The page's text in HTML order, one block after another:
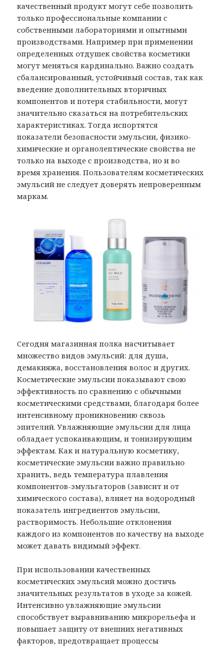
качественный продукт могут себе позволить
только профессиональные компании с
собственными лабораториями и опытными
производствами. Например при применении
определенных отдушек свойства косметики
могут меняться кардинально. Важно создать
сбалансированный, устойчивый состав, так как
введение дополнительных вторичных
компонентов и потеря стабильности, могут
значительно сказаться на потребительских
характеристиках. Тогда испортятся
показатели безопасности эмульсии, физико-
химические и органолептические свойства не
только на выходе с производства, но и во
время хранения. Пользователям косметических
эмульсий не следует доверять непроверенным
маркам.
Сегодня магазинная полка насчитывает
множество видов эмульсий: для душа,
демакияжа, восстановления волос и других.
Косметические эмульсии показывают свою
эффективность по сравнению с обычными
косметическими средствами, благодаря более
интенсивному проникновению сквозь
эпителий. Увлажняющие эмульсии для лица
обладает успокаивающим, и тонизирующим
эффектам. Как и натуральную косметику,
косметические эмульсии важно правильно
хранить, ведь температура плавления
компонентов-эмульгаторов (зависит и от
химического состава), влияет на водородный
показатель ингредиентов эмульсии,
растворимость. Небольшие отклонения
каждого из компонентов по качеству на выходе
может давать видимый эффект.
При использовании качественных
косметических эмульсий можно достичь
значительных результатов в уходе за кожей.
Интенсивно увлажняющие эмульсии
способствует выравниванию микрорельефа и
повышает защиту от внешних негативных
факторов, предотвращает процессы